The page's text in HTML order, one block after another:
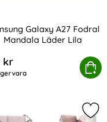
Läder Rosa
Galaxy A27 Fodral
Mandala Läder Lila
kr Köp
Galaxy A27
Galaxy A27